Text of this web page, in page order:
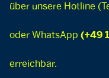
über unsere Hotline
oder WhatsApp (+49
erreichbar.